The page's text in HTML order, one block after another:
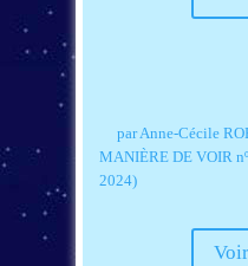
par Anne-Cécile
MANIÈRE DE VOIR
2024)